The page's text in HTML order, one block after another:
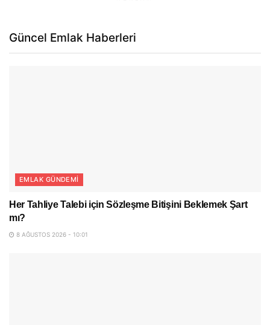
Güncel Emlak Haberleri
EMLAK GÜNDEMI
Her Tahliye Talebi için Sözleşme Bitişini Beklemek Şart
mı?
8 AĞUSTOS 2026 - 10:01